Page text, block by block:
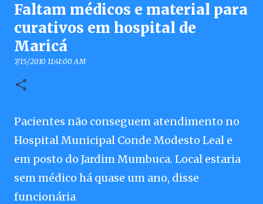
Faltam médicos e material para
curativos em hospital de
Maricá
7/15/2010 11:41:00 AM
Pacientes não conseguem atendimento no
Hospital Municipal Conde Modesto Leal e
em posto do Jardim Mumbuca. Local estaria
sem médico há quase um ano, disse
funcionária